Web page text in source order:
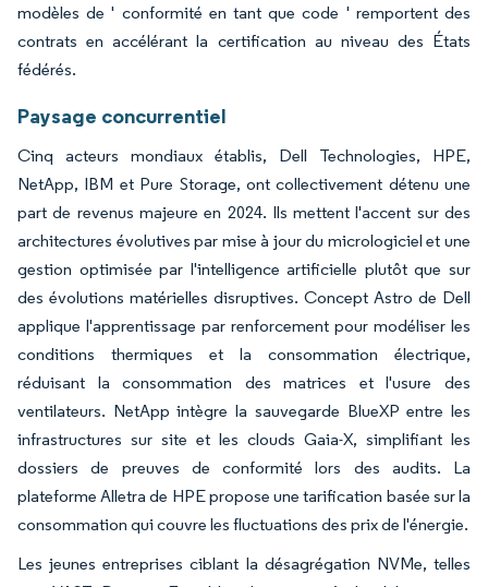
modèles de ' conformité en tant que code ' remportent des
contrats en accélérant la certification au niveau des États
fédérés.
Paysage concurrentiel
Cinq acteurs mondiaux établis, Dell Technologies, HPE,
NetApp, IBM et Pure Storage, ont collectivement détenu une
part de revenus majeure en 2024. Ils mettent l'accent sur des
architectures évolutives par mise à jour du micrologiciel et une
gestion optimisée par l'intelligence artificielle plutôt que sur
des évolutions matérielles disruptives. Concept Astro de Dell
applique l'apprentissage par renforcement pour modéliser les
conditions thermiques et la consommation électrique,
réduisant la consommation des matrices et l'usure des
ventilateurs. NetApp intègre la sauvegarde BlueXP entre les
infrastructures sur site et les clouds Gaia-X, simplifiant les
dossiers de preuves de conformité lors des audits. La
plateforme Alletra de HPE propose une tarification basée sur la
consommation qui couvre les fluctuations des prix de l'énergie.
Les jeunes entreprises ciblant la désagrégation NVMe, telles